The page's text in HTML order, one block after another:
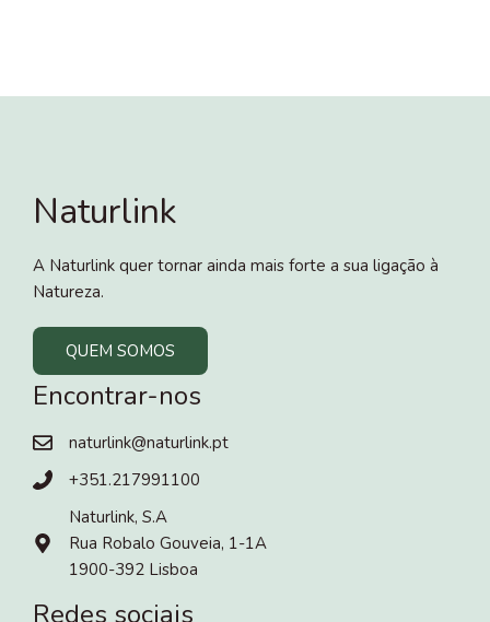
Naturlink
A Naturlink quer tornar ainda mais forte a sua ligação à
Natureza.
QUEM SOMOS
Encontrar-nos
naturlink@naturlink.pt
+351.217991100
Naturlink, S.A
Rua Robalo Gouveia, 1-1A
1900-392 Lisboa
Redes sociais